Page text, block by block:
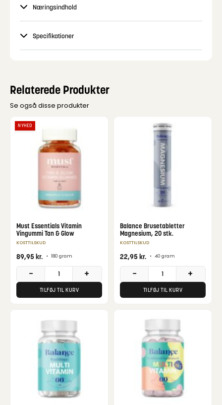
Næringsindhold
Specifikationer
Relaterede Produkter
Se også disse produkter
NYHED
Must Essentials Vitamin
Vingummi Tan & Glow
KOSTTILSKUD
89,95kr. • 180 gram
− +
TILFØJ TIL KURV
Balance Brusetabletter
Magnesium, 20 stk.
KOSTTILSKUD
22,95kr. • 40 gram
− +
TILFØJ TIL KURV